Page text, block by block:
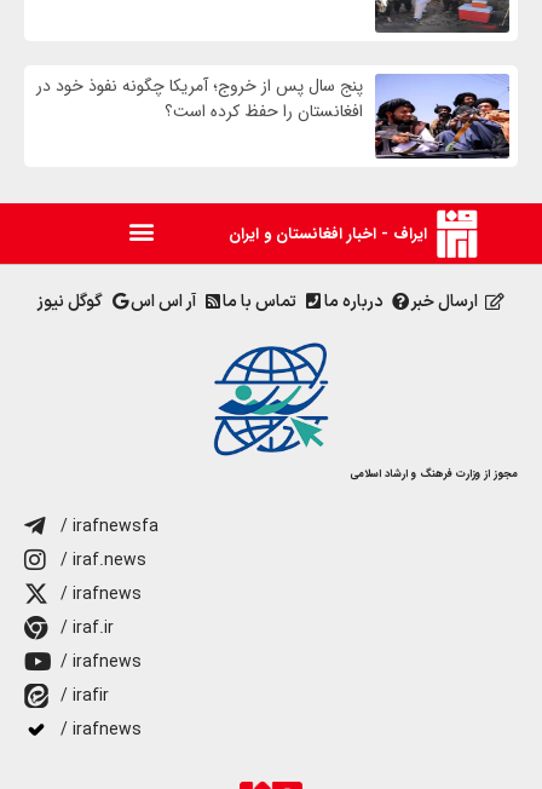
پنج سال پس از خروج؛ آمریکا چگونه نفوذ خود در
افغانستان را حفظ کرده است؟
ایراف - اخبار افغانستان و ایران
ارسال خبر درباره ما تماس با ما آر اس اس گوگل نیوز
مجوز از وزارت فرهنگ و ارشاد اسلامی
/ irafnewsfa
/ iraf.news
/ irafnews
/ iraf.ir
/ irafnews
/ irafir
/ irafnews